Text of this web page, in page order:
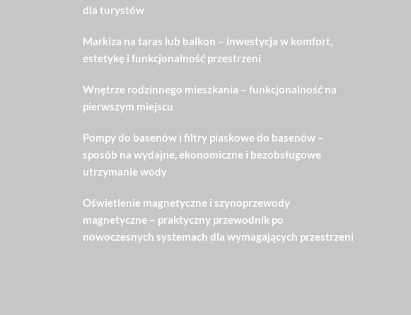
dla turystów
Markiza na taras lub balkon – inwestycja w komfort,
estetykę i funkcjonalność przestrzeni
Wnętrze rodzinnego mieszkania – funkcjonalność na
pierwszym miejscu
Pompy do basenów i filtry piaskowe do basenów –
sposób na wydajne, ekonomiczne i bezobsługowe
utrzymanie wody
Oświetlenie magnetyczne i szynoprzewody
magnetyczne – praktyczny przewodnik po
nowoczesnych systemach dla wymagających przestrzeni